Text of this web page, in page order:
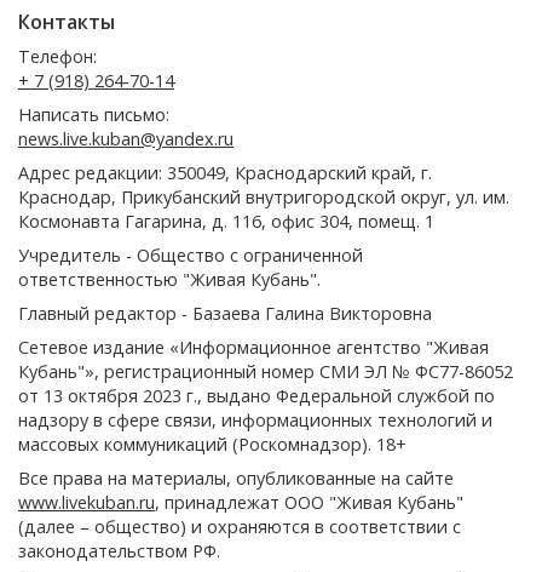
Контакты
Телефон:
+ 7 (918) 264-70-14
Написать письмо:
news.live.kuban@yandex.ru
Адрес редакции: 350049, Краснодарский край, г.
Краснодар, Прикубанский внутригородской округ, ул. им.
Космонавта Гагарина, д. 116, офис 304, помещ. 1
Учредитель - Общество с ограниченной
ответственностью "Живая Кубань".
Главный редактор - Базаева Галина Викторовна
Сетевое издание «Информационное агентство "Живая
Кубань"», регистрационный номер СМИ ЭЛ № ФС77-86052
от 13 октября 2023 г., выдано Федеральной службой по
надзору в сфере связи, информационных технологий и
массовых коммуникаций (Роскомнадзор). 18+
Все права на материалы, опубликованные на сайте
www.livekuban.ru, принадлежат ООО "Живая Кубань"
(далее – общество) и охраняются в соответствии с
законодательством РФ.